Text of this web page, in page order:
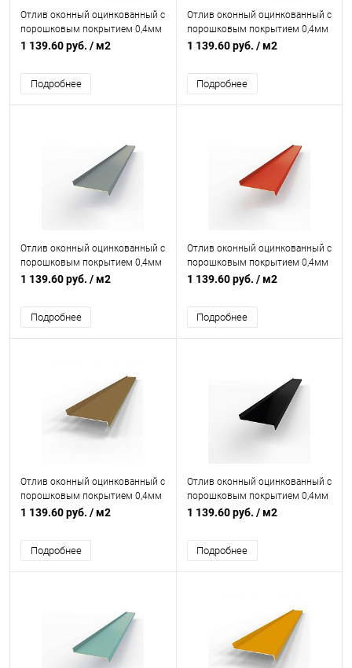
Отлив оконный оцинкованный c
порошковым покрытием 0,4мм
RAL 7038
1 139.60 руб. / м2
Подробнее
Отлив оконный оцинкованный c
порошковым покрытием 0,4мм
RAL 7022
1 139.60 руб. / м2
Подробнее
Отлив оконный оцинкованный c
порошковым покрытием 0,4мм
RAL 7000
1 139.60 руб. / м2
Подробнее
Отлив оконный оцинкованный c
порошковым покрытием 0,4мм
RAL 2002
1 139.60 руб. / м2
Подробнее
Отлив оконный оцинкованный c
порошковым покрытием 0,4мм
RAL 1036
1 139.60 руб. / м2
Подробнее
Отлив оконный оцинкованный c
порошковым покрытием 0,4мм
RAL 9005
1 139.60 руб. / м2
Подробнее